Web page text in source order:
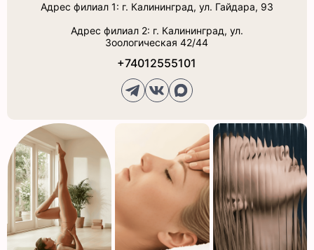
Адрес филиал 1: г. Калининград, ул. Гайдара, 93
Адрес филиал 2: г. Калининград, ул.
Зоологическая 42/44
+74012555101